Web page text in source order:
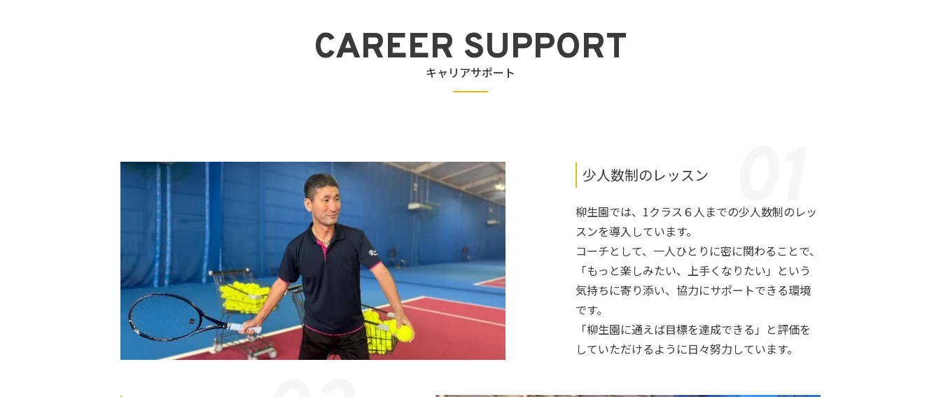
CAREER SUPPORT
キャリアサポート
少人数制のレッスン
柳生園では、1クラス６人までの少人数制のレッ
スンを導入しています。
コーチとして、一人ひとりに密に関わることで、
「もっと楽しみたい、上手くなりたい」という
気持ちに寄り添い、協力にサポートできる環境
です。
「柳生園に通えば目標を達成できる」と評価を
していただけるように日々努力しています。